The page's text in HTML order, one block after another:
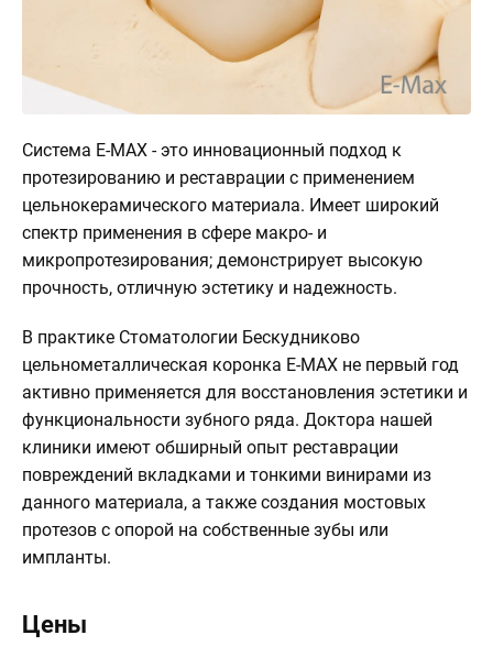
Система E-MAX - это инновационный подход к
протезированию и реставрации с применением
цельнокерамического материала. Имеет широкий
спектр применения в сфере макро- и
микропротезирования; демонстрирует высокую
прочность, отличную эстетику и надежность.
В практике Стоматологии Бескудниково
цельнометаллическая коронка E-MAX не первый год
активно применяется для восстановления эстетики и
функциональности зубного ряда. Доктора нашей
клиники имеют обширный опыт реставрации
повреждений вкладками и тонкими винирами из
данного материала, а также создания мостовых
протезов с опорой на собственные зубы или
импланты.
Цены
клинике
Контакты
3d
по
клинике